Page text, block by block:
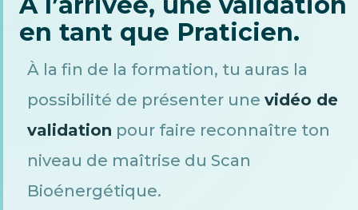
en tant que Praticien.
À la fin de la formation, tu auras la
possibilité de présenter une vidéo de
validation pour faire reconnaître ton
niveau de maîtrise du Scan
Bioénergétique.